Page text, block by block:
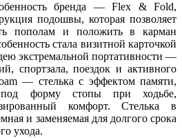
бренда — Flex & Fold,
подошвы, которая позволяет
пополам и положить в карман
стала визитной карточкой
экстремальной портативности —
спортзала, поездок и активного
— стелька с эффектом памяти,
под форму стопы при ходьбе,
комфорт. Стелька в
и заменяемая для долгого срока
ухода.